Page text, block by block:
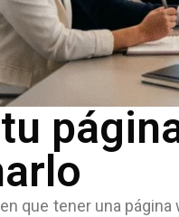
que tener una